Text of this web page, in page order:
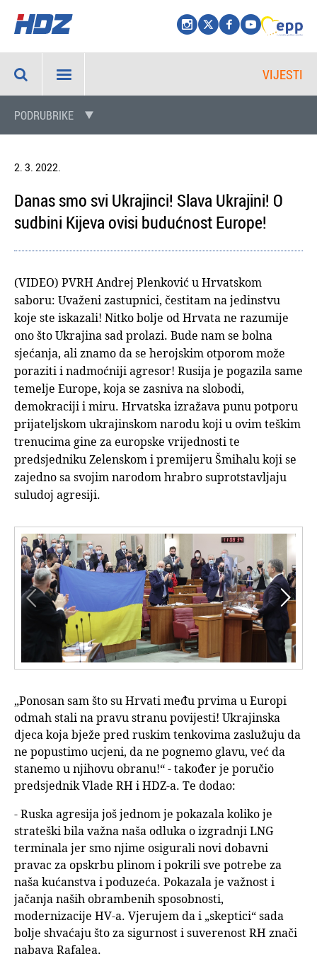
VIJESTI
PODRUBRIKE
2. 3. 2022.
Danas smo svi Ukrajinci! Slava Ukrajini! O
sudbini Kijeva ovisi budućnost Europe!
(VIDEO) PVRH Andrej Plenković u Hrvatskom
saboru: Uvaženi zastupnici, čestitam na jedinstvu
koje ste iskazali! Nitko bolje od Hrvata ne razumije
ono što Ukrajina sad prolazi. Bude nam se bolna
sjećanja, ali znamo da se herojskim otporom može
poraziti i nadmoćniji agresor! Rusija je pogazila same
temelje Europe, koja se zasniva na slobodi,
demokraciji i miru. Hrvatska izražava punu potporu
prijateljskom ukrajinskom narodu koji u ovim teškim
trenucima gine za europske vrijednosti te
predsjedniku Zelenskom i premijeru Šmihalu koji se
zajedno sa svojim narodom hrabro suprotstavljaju
suludoj agresiji.


„Ponosan sam što su Hrvati među prvima u Europi
odmah stali na pravu stranu povijesti! Ukrajinska
djeca koja bježe pred ruskim tenkovima zaslužuju da
ne popustimo ucjeni, da ne pognemo glavu, već da
stanemo u njihovu obranu!“ - također je poručio
predsjednik Vlade RH i HDZ-a. Te dodao:
- Ruska agresija još jednom je pokazala koliko je
strateški bila važna naša odluka o izgradnji LNG
terminala jer smo njime osigurali novi dobavni
pravac za opskrbu plinom i pokrili sve potrebe za
naša kućanstva i poduzeća. Pokazala je važnost i
jačanja naših obrambenih sposobnosti,
modernizacije HV-a. Vjerujem da i „skeptici“ sada
bolje shvaćaju što za sigurnost i suverenost RH znači
nabava Rafalea.